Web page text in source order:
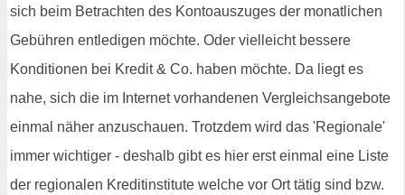
sich beim Betrachten des Kontoauszuges der monatlichen
Gebühren entledigen möchte. Oder vielleicht bessere
Konditionen bei Kredit & Co. haben möchte. Da liegt es
nahe, sich die im Internet vorhandenen Vergleichsangebote
einmal näher anzuschauen. Trotzdem wird das 'Regionale'
immer wichtiger - deshalb gibt es hier erst einmal eine Liste
der regionalen Kreditinstitute welche vor Ort tätig sind bzw.